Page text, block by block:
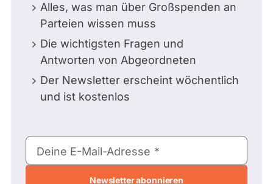
Alles, was man über Großspenden an
Parteien wissen muss
Die wichtigsten Fragen und
Antworten von Abgeordneten
Der Newsletter erscheint wöchentlich
und ist kostenlos
E-
Mail-
Deine E-Mail-Adresse